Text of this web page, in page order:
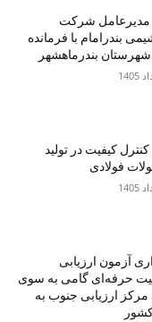
مدیرعامل شرکت
بندرامام با فرمانده
بندرماهشهر
کیفیت در تولید
فولادی
آزمون ارزیابی
حرفه‌ای گامی به سوی
مرکز ارزیابی جنوب به